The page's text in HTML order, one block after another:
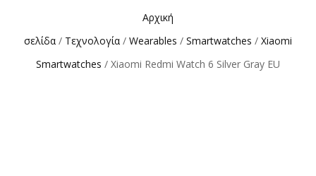
Αρχική
σελίδα / Τεχνολογία / Wearables / Smartwatches / Xiaomi
Smartwatches / Xiaomi Redmi Watch 6 Silver Gray EU